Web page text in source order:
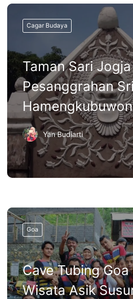
Cagar Budaya
Taman Sari
Pesanggrahan
Yan Budiarti
Goa
Cave Tubing Goa
Wisata Asik